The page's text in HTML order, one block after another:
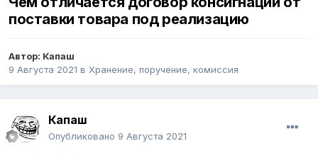
поставки товара под реализацию
Автор: Капаш
9 Августа 2021 в Хранение, поручение, комиссия
Капаш
Опубликовано 9 Августа 2021